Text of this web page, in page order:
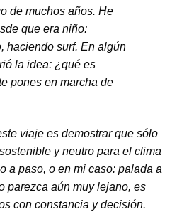
de muchos años. He
que era niño:
haciendo surf. En algún
la idea: ¿qué es
pones en marcha de
viaje es demostrar que sólo
y neutro para el clima
a paso, o en mi caso: palada a
parezca aún muy lejano, es
con constancia y decisión.